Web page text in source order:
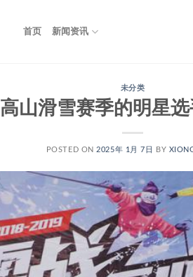
首页 新闻资讯
未分类
高山滑雪赛季的明星
POSTED ON 2025年 1月 7日 BY